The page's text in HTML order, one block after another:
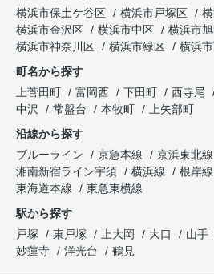
横浜市保土ケ谷区
横浜市戸塚区
横浜市金沢区
横浜市中区 横浜市
横浜市神奈川区
横浜市緑区
横浜
町名から探す
上菅田町
富岡西 下田町 西寺尾
中沢
常盤台 本牧町
上矢部町
沿線から探す
ブルーライン
京急本線 京浜東北線
湘南新宿ライン宇須
横浜線 根岸線
東海道本線
東急東横線
駅から探す
戸塚
東戸塚 上大岡 大口 山手
妙蓮寺
洋光台 鶴見